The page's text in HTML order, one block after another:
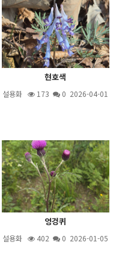
현호색
설용화 173 0 2026-04-01
엉겅퀴
설용화 402 0 2026-01-05